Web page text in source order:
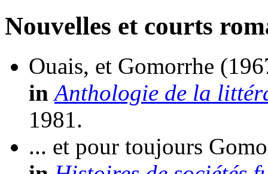
Nouvelles et courts
Ouais, et Gomorrhe
in Anthologie de la
1981.
... et pour toujours